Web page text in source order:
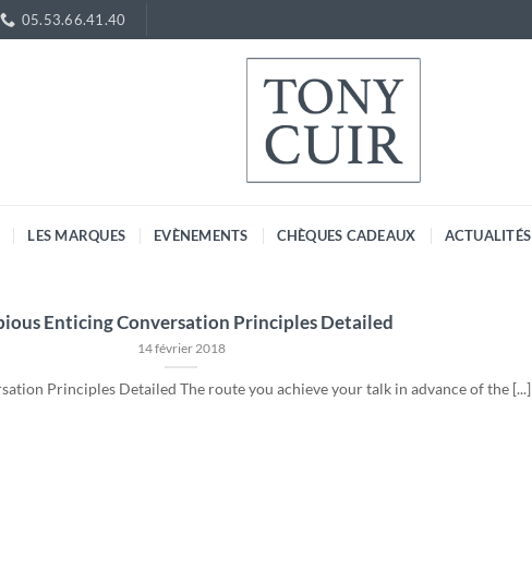
05.53.66.41.40
LES MARQUES EVÈNEMENTS CHÈQUES CADEAUX ACTUALITÉS
Enticing Conversation Principles Detailed
14 février 2018
Principles Detailed The route you achieve your talk in advance of the [...]